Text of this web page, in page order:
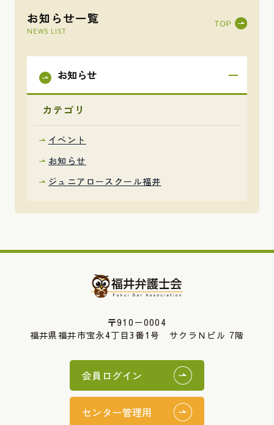
お知らせ一覧
NEWS LIST
お知らせ
カテゴリ
イベント
お知らせ
ジュニアロースクール福井
〒910－0004
福井県福井市宝永4丁目3番1号 サクラＮビル 7階
会員ログイン
センター管理用